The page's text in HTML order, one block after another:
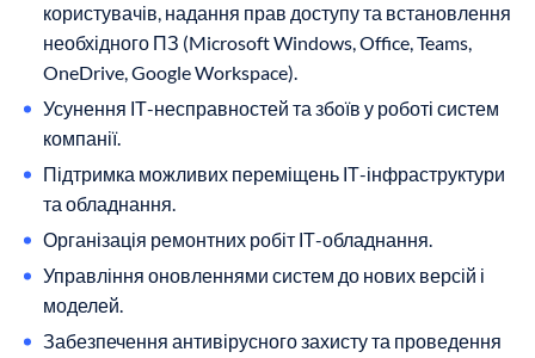
користувачів, надання прав доступу та встановлення
необхідного ПЗ (Microsoft Windows, Office, Teams,
OneDrive, Google Workspace).
Усунення ІТ-несправностей та збоїв у роботі систем
компанії.
Підтримка можливих переміщень ІТ-інфраструктури
та обладнання.
Організація ремонтних робіт ІТ-обладнання.
Управління оновленнями систем до нових версій і
моделей.
Забезпечення антивірусного захисту та проведення